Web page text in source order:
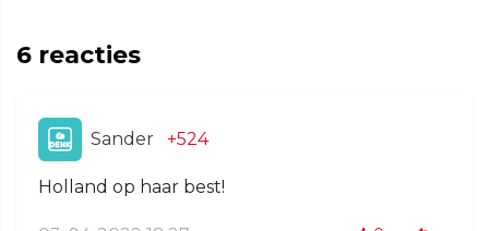
6 reacties
Sander +524
Holland op haar best!